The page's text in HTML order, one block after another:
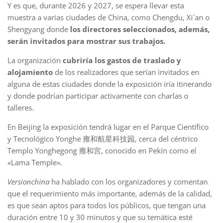
Y es que, durante 2026 y 2027, se espera llevar esta
muestra a varias ciudades de China, como Chengdu, Xi´an o
Shengyang donde los directores seleccionados, además,
serán invitados para mostrar sus trabajos.
La organización cubriría los gastos de traslado y
alojamiento de los realizadores que serían invitados en
alguna de estas ciudades donde la exposición iría itinerando
y donde podrían participar activamente con charlas o
talleres.
En Beijing la exposición tendrá lugar en el Parque Científico
y Tecnológico Yonghe 雍和航星科技园, cerca del céntrico
Templo Yonghegong 雍和宫, conocido en Pekín como el
«Lama Temple».
Versionchina ha hablado con los organizadores y comentan
que el requerimiento más importante, además de la calidad,
es que sean aptos para todos los públicos, que tengan una
duración entre 10 y 30 minutos y que su temática esté